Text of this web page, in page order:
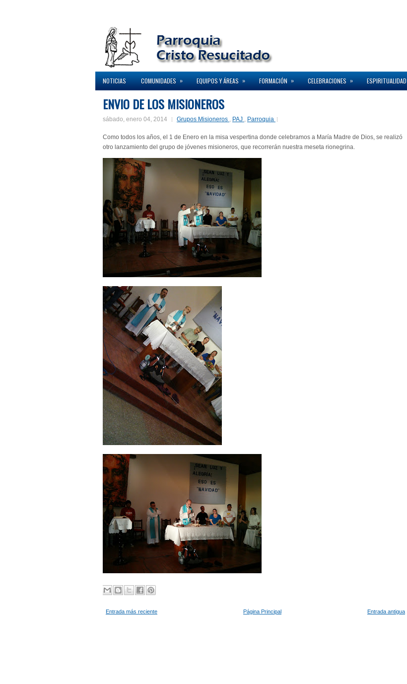
NOTICIAS COMUNIDADES » EQUIPOS Y ÁREAS » FORMACIÓN » CELEBRACIONES » ESPIRITUALIDAD
ENVIO DE LOS MISIONEROS
sábado, enero 04, 2014 Grupos Misioneros , PAJ , Parroquia
Como todos los años, el 1 de Enero en la misa vespertina donde celebramos a María Madre de Dios, se realizó
otro lanzamiento del grupo de jóvenes misioneros, que recorrerán nuestra meseta rionegrina.
Entrada más reciente Entrada antigua
Página Principal